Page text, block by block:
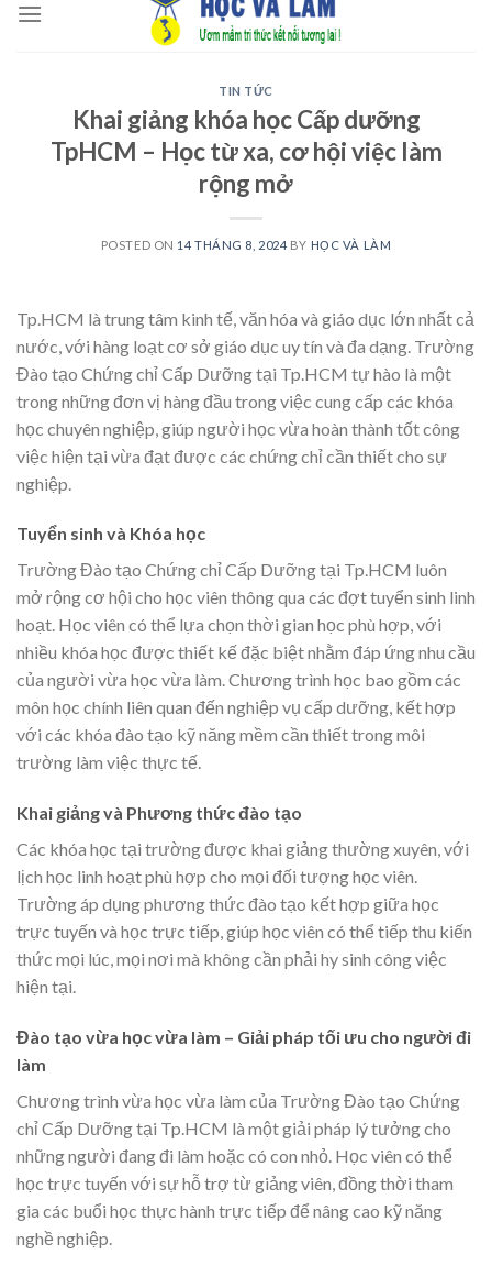
TIN TỨC
Khai giảng khóa học Cấp dưỡng
TpHCM – Học từ xa, cơ hội việc làm
rộng mở
POSTED ON 14 THÁNG 8, 2024 BY HỌC VÀ LÀM
Tp.HCM là trung tâm kinh tế, văn hóa và giáo dục lớn nhất cả
nước, với hàng loạt cơ sở giáo dục uy tín và đa dạng. Trường
Đào tạo Chứng chỉ Cấp Dưỡng tại Tp.HCM tự hào là một
trong những đơn vị hàng đầu trong việc cung cấp các khóa
học chuyên nghiệp, giúp người học vừa hoàn thành tốt công
việc hiện tại vừa đạt được các chứng chỉ cần thiết cho sự
nghiệp.
Tuyển sinh và Khóa học
Trường Đào tạo Chứng chỉ Cấp Dưỡng tại Tp.HCM luôn
mở rộng cơ hội cho học viên thông qua các đợt tuyển sinh linh
hoạt. Học viên có thể lựa chọn thời gian học phù hợp, với
nhiều khóa học được thiết kế đặc biệt nhằm đáp ứng nhu cầu
của người vừa học vừa làm. Chương trình học bao gồm các
môn học chính liên quan đến nghiệp vụ cấp dưỡng, kết hợp
với các khóa đào tạo kỹ năng mềm cần thiết trong môi
trường làm việc thực tế.
Khai giảng và Phương thức đào tạo
Các khóa học tại trường được khai giảng thường xuyên, với
lịch học linh hoạt phù hợp cho mọi đối tượng học viên.
Trường áp dụng phương thức đào tạo kết hợp giữa học
trực tuyến và học trực tiếp, giúp học viên có thể tiếp thu kiến
thức mọi lúc, mọi nơi mà không cần phải hy sinh công việc
hiện tại.
Đào tạo vừa học vừa làm – Giải pháp tối ưu cho người đi
làm
Chương trình vừa học vừa làm của Trường Đào tạo Chứng
chỉ Cấp Dưỡng tại Tp.HCM là một giải pháp lý tưởng cho
những người đang đi làm hoặc có con nhỏ. Học viên có thể
học trực tuyến với sự hỗ trợ từ giảng viên, đồng thời tham
gia các buổi học thực hành trực tiếp để nâng cao kỹ năng
nghề nghiệp.